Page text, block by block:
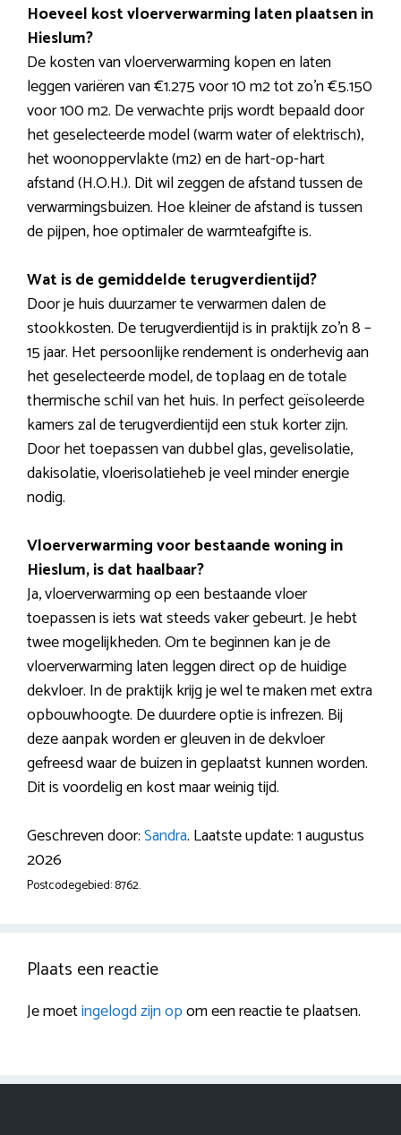
Hoeveel kost vloerverwarming laten plaatsen in
Hieslum?
De kosten van vloerverwarming kopen en laten
leggen variëren van €1.275 voor 10 m2 tot zo’n €5.150
voor 100 m2. De verwachte prijs wordt bepaald door
het geselecteerde model (warm water of elektrisch),
het woonoppervlakte (m2) en de hart-op-hart
afstand (H.O.H.). Dit wil zeggen de afstand tussen de
verwarmingsbuizen. Hoe kleiner de afstand is tussen
de pijpen, hoe optimaler de warmteafgifte is.
Wat is de gemiddelde terugverdientijd?
Door je huis duurzamer te verwarmen dalen de
stookkosten. De terugverdientijd is in praktijk zo’n 8 –
15 jaar. Het persoonlijke rendement is onderhevig aan
het geselecteerde model, de toplaag en de totale
thermische schil van het huis. In perfect geïsoleerde
kamers zal de terugverdientijd een stuk korter zijn.
Door het toepassen van dubbel glas, gevelisolatie,
dakisolatie, vloerisolatieheb je veel minder energie
nodig.
Vloerverwarming voor bestaande woning in
Hieslum, is dat haalbaar?
Ja, vloerverwarming op een bestaande vloer
toepassen is iets wat steeds vaker gebeurt. Je hebt
twee mogelijkheden. Om te beginnen kan je de
vloerverwarming laten leggen direct op de huidige
dekvloer. In de praktijk krijg je wel te maken met extra
opbouwhoogte. De duurdere optie is infrezen. Bij
deze aanpak worden er gleuven in de dekvloer
gefreesd waar de buizen in geplaatst kunnen worden.
Dit is voordelig en kost maar weinig tijd.
Geschreven door:Sandra. Laatste update: 1 augustus
2026
Postcodegebied: 8762.
Plaats een reactie
Je moetingelogd zijn opom een reactie te plaatsen.